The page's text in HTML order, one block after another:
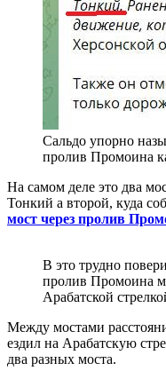
Сальдо упорно
пролив Промоина
На самом деле это два
Тонкий а второй, куда
мост через пролив
В это трудно
пролив Промоина
Арабатской
Между мостами
ездил на Арабатскую
два разных моста.